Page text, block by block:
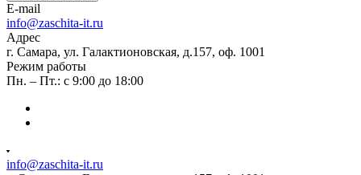
E-mail
info@zaschita-it.ru
Адрес
г. Самара, ул. Галактионовская, д.157, оф. 1001
Режим работы
Пн. – Пт.: с 9:00 до 18:00
info@zaschita-it.ru